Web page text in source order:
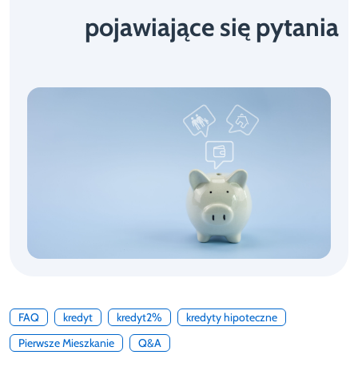
pojawiające się pytania
FAQ kredyt kredyt2%
kredyty hipoteczne
Pierwsze Mieszkanie
Q&A